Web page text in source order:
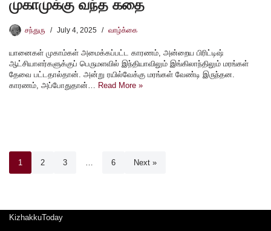
முகாமுக்கு வந்த கதை
சந்துரு July 4, 2025 வாழ்க்கை
யானைகள் முகாம்கள் அமைக்கப்பட்ட காரணம், அன்றைய பிரிட்டிஷ்
ஆட்சியாளர்களுக்குப் பெருமளவில் இந்தியாவிலும் இங்கிலாந்திலும் மரங்கள்
தேவை பட்டதால்தான். அன்று ரயில்வேக்கு மரங்கள் வேண்டி இருந்தன.
காரணம், அப்போதுதான்… Read More »
1 2 3 … 6 Next »
KizhakkuToday